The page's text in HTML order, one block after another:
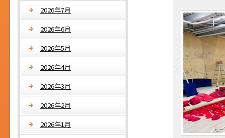
2026年7月
2026年6月
2026年5月
2026年4月
2026年3月
2026年2月
2026年1月